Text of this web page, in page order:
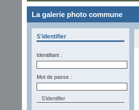
La galerie photo commune
S'identifier
Identifiant :
Mot de passe :